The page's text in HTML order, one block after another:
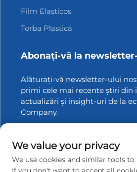
Film Elasticos
Torba Plastică
Abonați-vă la
Alăturați-vă newsletter-ului
primi cele mai recente știri din
actualizări și insight-uri de la
Company.
We value your privacy
We use cookies and similar tools to